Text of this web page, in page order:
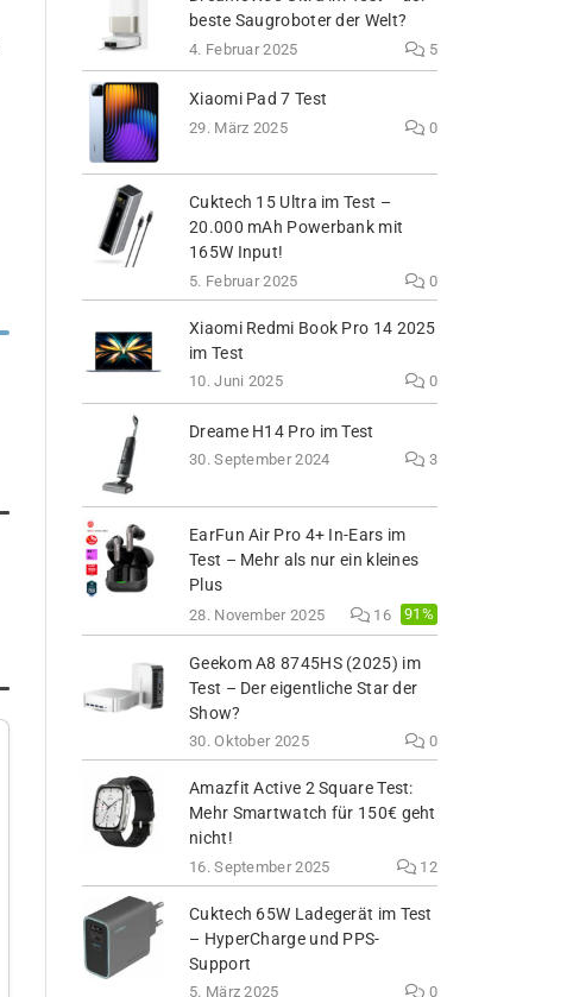
beste Saugroboter der Welt?
4. Februar 2025 5
Xiaomi Pad 7 Test
29. März 2025 0
Cuktech 15 Ultra im Test –
20.000 mAh Powerbank mit
165W Input!
5. Februar 2025 0
Xiaomi Redmi Book Pro 14 2025
im Test
10. Juni 2025 0
Dreame H14 Pro im Test
30. September 2024 3
EarFun Air Pro 4+ In-Ears im
Test – Mehr als nur ein kleines
Plus
28. November 2025 16 91%
Geekom A8 8745HS (2025) im
Test – Der eigentliche Star der
Show?
30. Oktober 2025 0
Amazfit Active 2 Square Test:
Mehr Smartwatch für 150€ geht
nicht!
16. September 2025 12
Cuktech 65W Ladegerät im Test
– HyperCharge und PPS-
Support
5. März 2025 0